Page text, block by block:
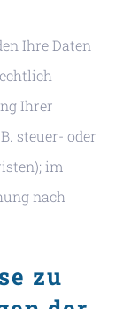
Ihre Daten
Ihrer
steuer- oder
im
nach
zu